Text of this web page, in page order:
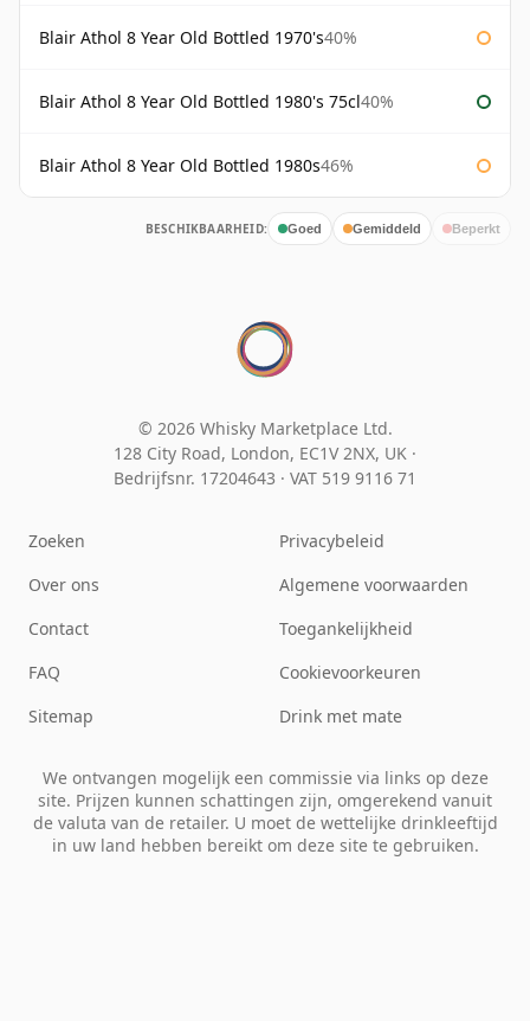
Blair Athol 8 Year Old Bottled 1970's40%
Blair Athol 8 Year Old Bottled 1980's 75cl40%
Blair Athol 8 Year Old Bottled 1980s46%
BESCHIKBAARHEID: Goed Gemiddeld Beperkt
© 2026 Whisky Marketplace Ltd.
128 City Road, London, EC1V 2NX, UK ·
Bedrijfsnr. 17204643 · VAT 519 9116 71
Zoeken
Over ons
Contact
FAQ
Sitemap
Privacybeleid
Algemene voorwaarden
Toegankelijkheid
Cookievoorkeuren
Drink met mate
We ontvangen mogelijk een commissie via links op deze
site. Prijzen kunnen schattingen zijn, omgerekend vanuit
de valuta van de retailer. U moet de wettelijke drinkleeftijd
in uw land hebben bereikt om deze site te gebruiken.